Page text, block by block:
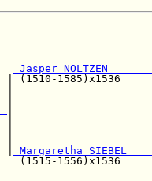
Jasper
| (1510-1585)x1536
|
Margaretha